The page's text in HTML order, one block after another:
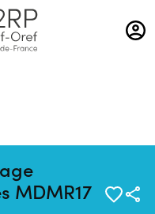
MDMR17
Arras